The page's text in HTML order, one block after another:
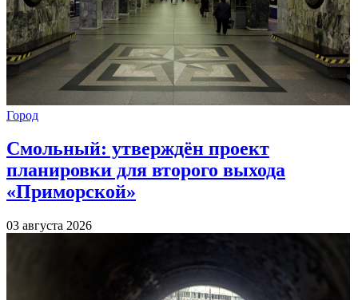
Город
Смольный: утверждён проект
планировки для второго выхода
«Приморской»
03 августа 2026